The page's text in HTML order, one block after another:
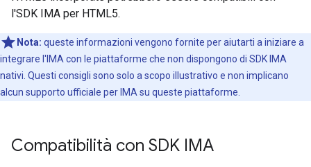
l'SDK IMA per HTML5.
Nota: queste informazioni vengono fornite per aiutarti a iniziare a
integrare l'IMA con le piattaforme che non dispongono di SDK IMA
nativi. Questi consigli sono solo a scopo illustrativo e non implicano
alcun supporto ufficiale per IMA su queste piattaforme.
Compatibilità con SDK IMA